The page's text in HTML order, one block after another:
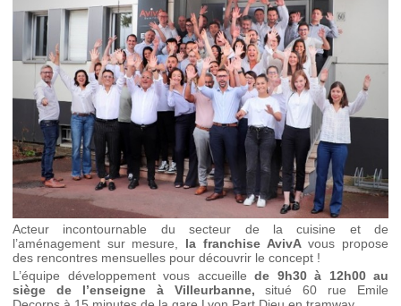
Acteur incontournable du secteur de la cuisine et de
l’aménagement sur mesure, la franchise AvivAvous propose
des rencontres mensuelles pour découvrir le concept !
L’équipe développement vous accueille de 9h30 à 12h00 au
siège de l’enseigne à Villeurbanne,situé 60 rue Emile